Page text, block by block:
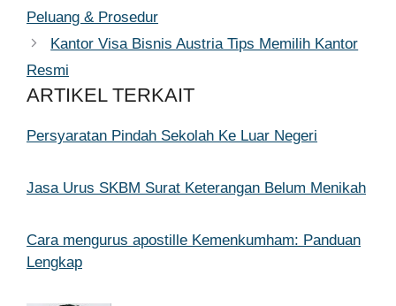
Peluang & Prosedur
Kantor Visa Bisnis Austria Tips Memilih Kantor
Resmi
ARTIKEL TERKAIT
Persyaratan Pindah Sekolah Ke Luar Negeri
Jasa Urus SKBM Surat Keterangan Belum Menikah
Cara mengurus apostille Kemenkumham: Panduan
Lengkap